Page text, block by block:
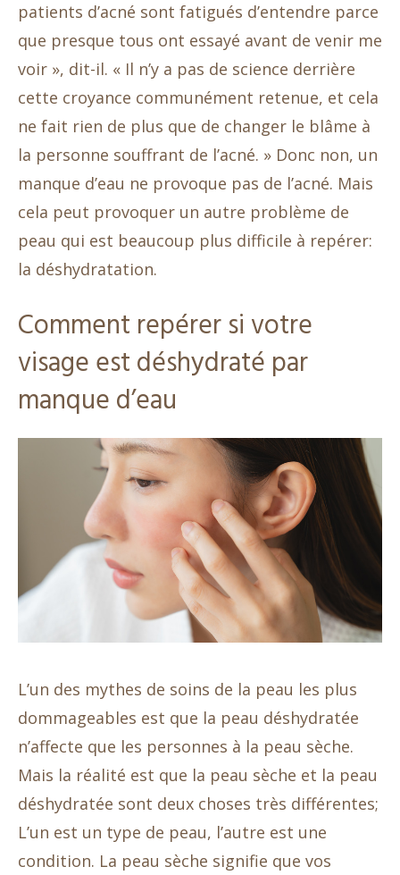
patients d’acné sont fatigués d’entendre parce
que presque tous ont essayé avant de venir me
voir », dit-il. « Il n’y a pas de science derrière
cette croyance communément retenue, et cela
ne fait rien de plus que de changer le blâme à
la personne souffrant de l’acné. » Donc non, un
manque d’eau ne provoque pas de l’acné. Mais
cela peut provoquer un autre problème de
peau qui est beaucoup plus difficile à repérer:
la déshydratation.
Comment repérer si votre
visage est déshydraté par
manque d’eau
L’un des mythes de soins de la peau les plus
dommageables est que la peau déshydratée
n’affecte que les personnes à la peau sèche.
Mais la réalité est que la peau sèche et la peau
déshydratée sont deux choses très différentes;
L’un est un type de peau, l’autre est une
condition. La peau sèche signifie que vos